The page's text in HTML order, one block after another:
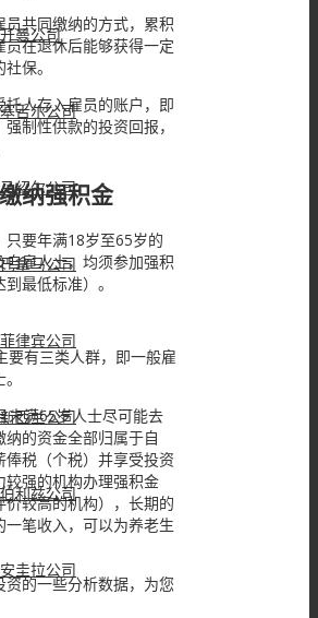
曼公司
舌尔公司
绍尔公司
拿马公司
律宾公司
西兰公司
利兹公司
圭拉公司
共同缴纳的方式，累积
在退休后能够获得一定
保。
人存入雇员的账户，即
制性供款的投资回报，
纳强积金
只要年满18岁至65岁的
雇人士，均须参加强积
最低标准）。
要有三类人群，即一般雇
未满65岁人士尽可能去
的资金全部归属于自
税（个税）并享受投资
较强的机构办理强积金
价较高的机构），长期的
笔收入，可以为养老生
的一些分析数据，为您